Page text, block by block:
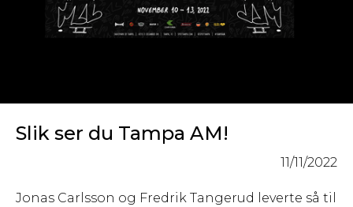
Slik ser du Tampa AM!
11/11/2022
Jonas Carlsson og Fredrik Tangerud leverte så til